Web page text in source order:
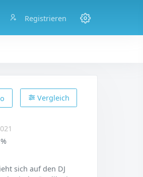
Registrieren
Vergleich
sich auf den DJ